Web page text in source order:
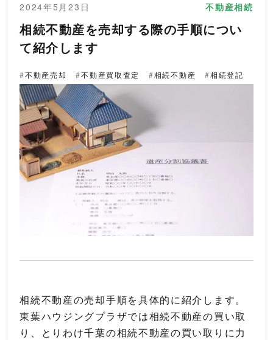
2024年5月23日 不動産相続
相続不動産を売却する際の手順につい
て紹介します
不動産売却 不動産買取査定 相続不動産 相続登記
相続不動産の売却手順を具体的に紹介します。
東葉ハウジングプラザでは相続不動産の買い取
り、とりわけ千葉の相続不動産の買い取りに力